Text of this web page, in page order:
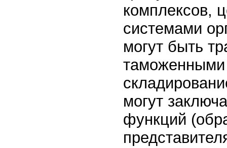
комплексов,
системами
могут быть
таможенными
могут
функций